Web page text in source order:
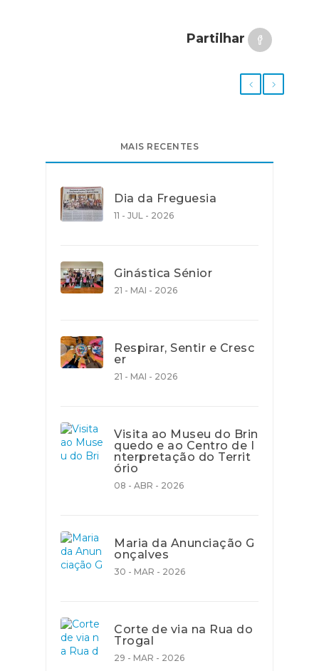
Partilhar
MAIS RECENTES
Dia da Freguesia
11 - JUL - 2026
Ginástica Sénior
21 - MAI - 2026
Respirar, Sentir e Cresc
er
21 - MAI - 2026
Visita ao Museu do Brin
quedo e ao Centro de I
nterpretação do Territ
ório
08 - ABR - 2026
Maria da Anunciação G
onçalves
30 - MAR - 2026
Corte de via na Rua do
Trogal
29 - MAR - 2026